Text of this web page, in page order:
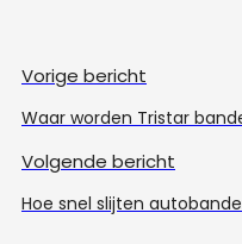
Vorige bericht
Waar worden Tristar
Volgende bericht
Hoe snel slijten